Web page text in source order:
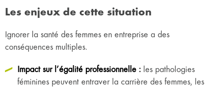
Les enjeux de cette situation
Ignorer la santé des femmes en entreprise a des
conséquences multiples.
Impact sur l’égalité professionnelle : les pathologies
féminines peuvent entraver la carrière des femmes, les